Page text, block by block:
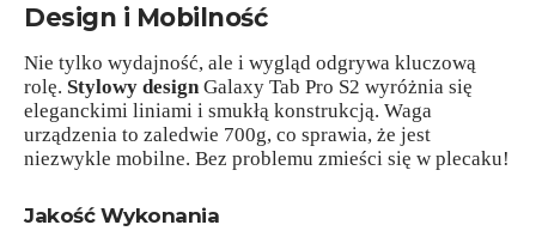
Design i Mobilność
Nie tylko wydajność, ale i wygląd odgrywa kluczową
rolę. Stylowy designGalaxy Tab Pro S2 wyróżnia się
eleganckimi liniami i smukłą konstrukcją. Waga
urządzenia to zaledwie 700g, co sprawia, że jest
niezwykle mobilne. Bez problemu zmieści się w plecaku!
Jakość Wykonania